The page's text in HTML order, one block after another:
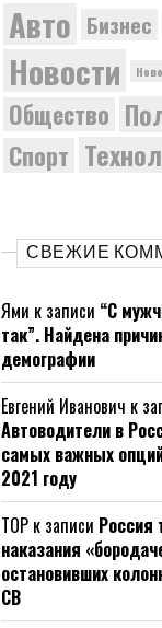
Авто Бизнес
Новости
Общество
Спорт
СВЕЖИЕ
Ями к записи “С
так”. Найдена
демографии
Евгений Иванович к
Автоводители в
самых важных
2021 году
ТОР к записи Россия
наказания
остановивших
СВ